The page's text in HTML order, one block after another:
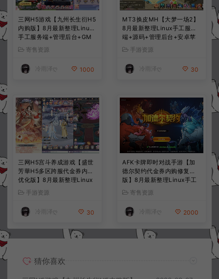
三网H5游戏【九州长生衍H5
内购版】8月最新整理Linux
手工服务端+管理后台+GM
授权后台+简易安卓客户端
+详细搭建教程+视频教程
寄售资源
冷雨泽ღ 1000
MT3换皮MH【大梦一场2】
8月最新整理Linux手工服务
端+源码+管理后台+安卓苹
果双端+详细搭建教程+视频
教程
手游资源
冷雨泽ღ 30
三网H5宫斗养成游戏【盛世
芳華H5多区跨服代金券内购
优化版】8月最新整理Linux
手工服务端+CDK授权后台
+全资源安卓+详细搭建教程
+视频教程
手游资源
冷雨泽ღ 30
AFK卡牌即时对战手游【加
德尔契约代金券内购修复
版】8月最新整理Linux手工
服务端+前后端全套源码+CD
K授权后台+安卓苹果双端
+详细搭建教程+视频教程
寄售资源
冷雨泽ღ 2000
猜你喜欢